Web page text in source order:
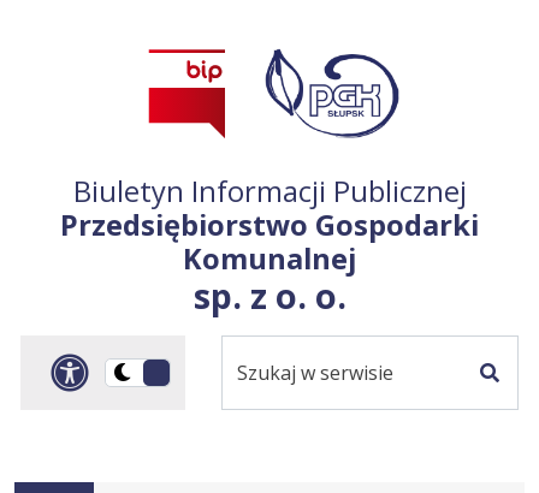
Przejdź do
głównego menu
Przejdź do treści
Przejdź do mapy
serwisu
Biuletyn Informacji Publicznej
Przedsiębiorstwo Gospodarki
Komunalnej
sp. z o. o.
Panel dostosowania
Przełącz
serwisie